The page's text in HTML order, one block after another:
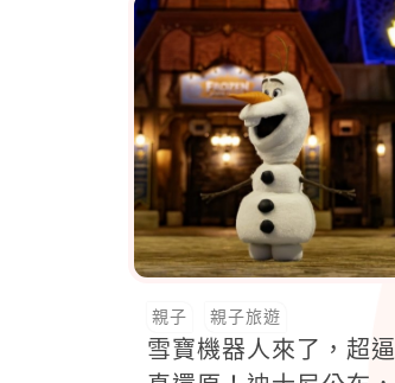
親子 親子旅遊
雪寶機器人來了，超逼